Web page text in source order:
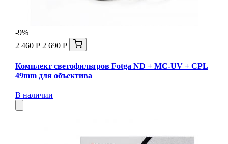
-9%
2 460 Р 2 690 Р
Комплект светофильтров Fotga ND + MC-UV + CPL
49mm для объектива
В наличии